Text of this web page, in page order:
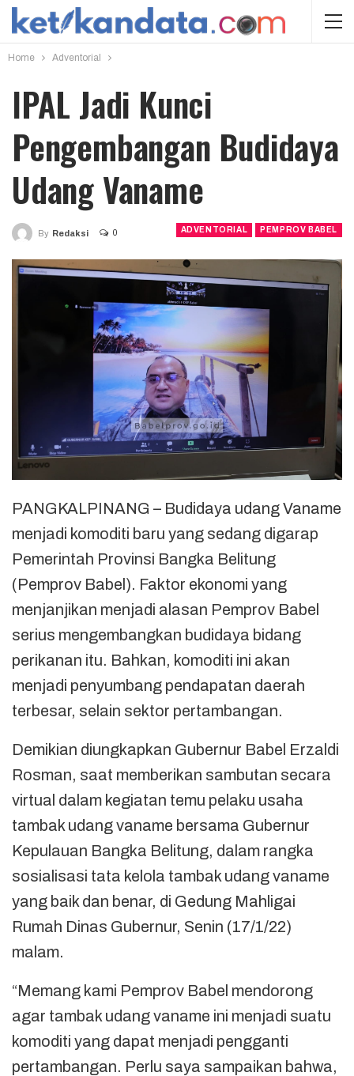
Home Adventorial
IPAL Jadi Kunci
Pengembangan Budidaya
Udang Vaname
ADVENTORIAL PEMPROV BABEL
By Redaksi 0
PANGKALPINANG – Budidaya udang Vaname
menjadi komoditi baru yang sedang digarap
Pemerintah Provinsi Bangka Belitung
(Pemprov Babel). Faktor ekonomi yang
menjanjikan menjadi alasan Pemprov Babel
serius mengembangkan budidaya bidang
perikanan itu. Bahkan, komoditi ini akan
menjadi penyumbang pendapatan daerah
terbesar, selain sektor pertambangan.
Demikian diungkapkan Gubernur Babel Erzaldi
Rosman, saat memberikan sambutan secara
virtual dalam kegiatan temu pelaku usaha
tambak udang vaname bersama Gubernur
Kepulauan Bangka Belitung, dalam rangka
sosialisasi tata kelola tambak udang vaname
yang baik dan benar, di Gedung Mahligai
Rumah Dinas Gubernur, Senin (17/1/22)
malam.
“Memang kami Pemprov Babel mendorong
agar tambak udang vaname ini menjadi suatu
komoditi yang dapat menjadi pengganti
pertambangan. Perlu saya sampaikan bahwa,